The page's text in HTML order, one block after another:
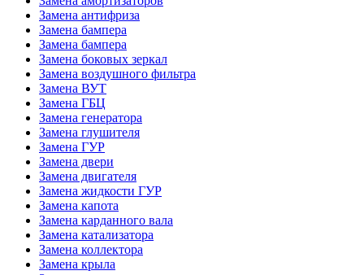
Замена антифриза
Замена бампера
Замена бампера
Замена боковых зеркал
Замена воздушного фильтра
Замена ВУТ
Замена ГБЦ
Замена генератора
Замена глушителя
Замена ГУР
Замена двери
Замена двигателя
Замена жидкости ГУР
Замена капота
Замена карданного вала
Замена катализатора
Замена коллектора
Замена крыла